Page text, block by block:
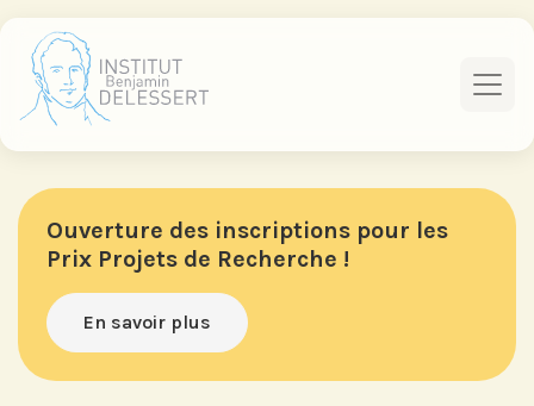
Ouverture des inscriptions pour les
Prix Projets de Recherche !
En savoir plus